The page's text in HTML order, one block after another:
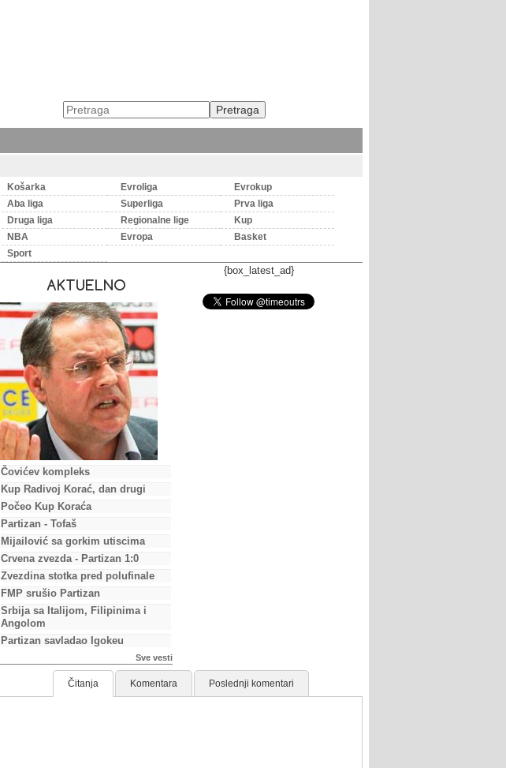
Košarka Evroliga
Evrokup
Aba liga
Superliga
Prva liga
Druga liga
Regionalne lige
Kup
NBA
Evropa
Basket
Sport
AKTUELNO
Čovićev kompleks
Kup Radivoj Korać, dan drugi
Počeo Kup Koraća
Partizan - Tofaš
Mijailović sa gorkim utiscima
Crvena zvezda - Partizan 1:0
Zvezdina stotka pred polufinale
FMP srušio Partizan
Srbija sa Italijom, Filipinima i
Angolom
Partizan savladao Igokeu
Sve vesti
{box_latest_ad}
Čitanja Komentara Poslednji komentari